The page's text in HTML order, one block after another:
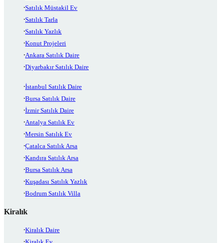
Satılık Müstakil Ev
Satılık Tarla
Satılık Yazlık
Konut Projeleri
Ankara Satılık Daire
Diyarbakır Satılık Daire
İstanbul Satılık Daire
Bursa Satılık Daire
İzmir Satılık Daire
Antalya Satılık Ev
Mersin Satılık Ev
Çatalca Satılık Arsa
Kandıra Satılık Arsa
Bursa Satılık Arsa
Kuşadası Satılık Yazlık
Bodrum Satılık Villa
Kiralık
Kiralık Daire